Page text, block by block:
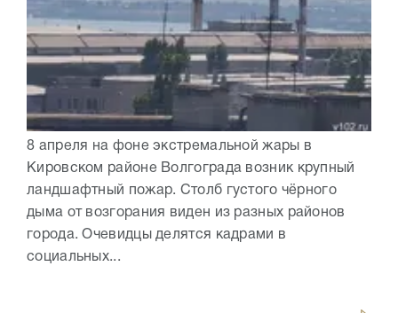
8 апреля на фоне экстремальной жары в
Кировском районе Волгограда возник крупный
ландшафтный пожар. Столб густого чёрного
дыма от возгорания виден из разных районов
города. Очевидцы делятся кадрами в
социальных...